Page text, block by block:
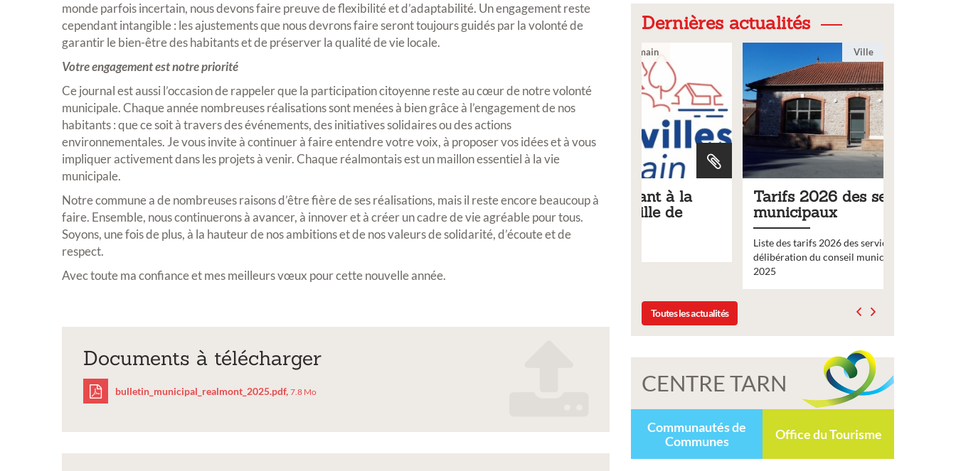
monde parfois incertain, nous devons faire preuve de flexibilité et d’adaptabilité. Un engagement reste
cependant intangible : les ajustements que nous devrons faire seront toujours guidés par la volonté de
garantir le bien-être des habitants et de préserver la qualité de vie locale.
Votre engagement est notre priorité
Ce journal est aussi l’occasion de rappeler que la participation citoyenne reste au cœur de notre volonté
municipale. Chaque année nombreuses réalisations sont menées à bien grâce à l’engagement de nos
habitants : que ce soit à travers des événements, des initiatives solidaires ou des actions
environnementales. Je vous invite à continuer à faire entendre votre voix, à proposer vos idées et à vous
impliquer activement dans les projets à venir. Chaque réalmontais est un maillon essentiel à la vie
municipale.
Notre commune a de nombreuses raisons d’être fière de ses réalisations, mais il reste encore beaucoup à
faire. Ensemble, nous continuerons à avancer, à innover et à créer un cadre de vie agréable pour tous.
Soyons, une fois de plus, à la hauteur de nos ambitions et de nos valeurs de solidarité, d’écoute et de
respect.
Avec toute ma confiance et mes meilleurs vœux pour cette nouvelle année.
Documents à télécharger
bulletin_municipal_realmont_2025.pdf
bulletin_municipal_realmont_2025.pdf, 7.8 Mo
Dernières actualités
Exposition
Inscription Réal'Art 2026 -
exposition de peintures,
sculptures et photos
exposition annuelle ?
Signature de l'avenant à la
convention Petite Ville de
Demain
Tarifs 2026 des services
municipaux
Liste des tarifs 2026 des services municipaux,
délibération du conseil municipal du 19 décembre
Toutes les actualités
CENTRE TARN
Communautés de
Communes
Office du Tourisme